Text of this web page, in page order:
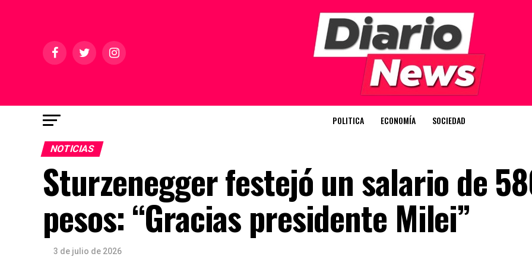
POLITICA ECONOMÍA SOCIEDAD
NOTICIAS
Sturzenegger festejó un salario de
pesos: “Gracias presidente Milei”
3 de julio de 2026